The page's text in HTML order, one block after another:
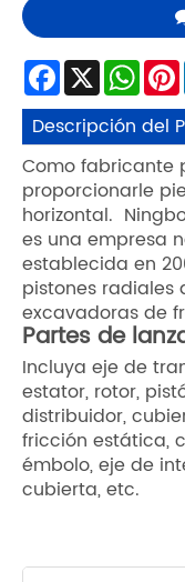
Facebook
X
Descripción del
Como fabricante
proporcionarle
horizontal.
es una empresa
establecida en
pistones
excavadoras de
Partes de
Incluya eje de
estator, rotor,
distribuidor,
fricción estática,
émbolo, eje de
cubierta, etc.